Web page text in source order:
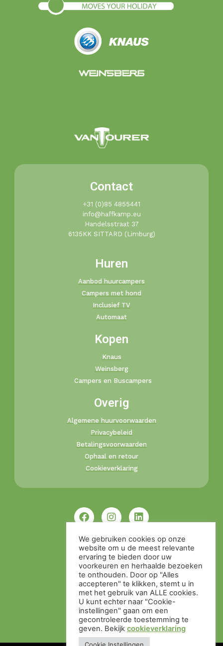
Contact
+31 (0)85 4855441​
info@haffkamp.eu​
Handelsstraat 37
6135KK SITTARD (Limburg)
Huren
Aanbod huurcampers
Campers met hond
Inclusief TV
Automaat
Kopen
Knaus
Weinsberg
Campers en Buscampers
Overig
Algemene huurvoorwaarden
Privacybeleid
Betalingsvoorwaarden
Ophaal en retour
Cookieverklaring
We gebruiken cookies op onze
website om u de meest relevante
ervaring te bieden door uw
voorkeuren en herhaalde bezoeken
te onthouden. Door op "Alles
accepteren" te klikken, stemt u in
met het gebruik van ALLE cookies.
U kunt echter naar "Cookie-
instellingen" gaan om een ​​
gecontroleerde toestemming te
geven. Bekijk cookieverklaring